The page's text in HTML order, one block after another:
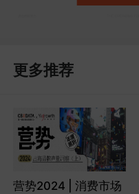
更多推荐
营势2024 | 消费市场